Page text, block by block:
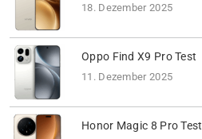
18. Dezember 2025
Oppo Find X9 Pro Test
11. Dezember 2025
Honor Magic 8 Pro Test